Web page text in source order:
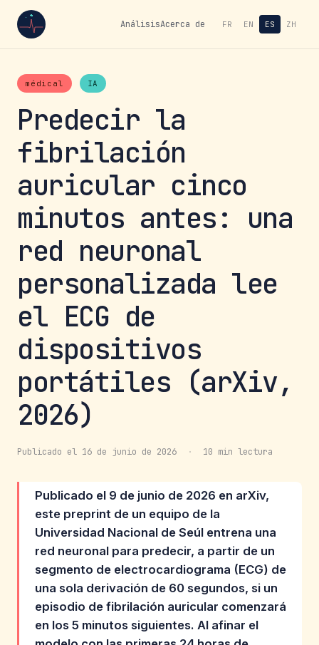
AnálisisAcerca de FR EN ES ZH
médical IA
Predecir la
fibrilación
auricular cinco
minutos antes: una
red neuronal
personalizada lee
el ECG de
dispositivos
portátiles (arXiv,
2026)
Publicado el 16 de junio de 2026 · 10 min lectura
Publicado el 9 de junio de 2026 en arXiv,
este preprint de un equipo de la
Universidad Nacional de Seúl entrena una
red neuronal para predecir, a partir de un
segmento de electrocardiograma (ECG) de
una sola derivación de 60 segundos, si un
episodio de fibrilación auricular comenzará
en los 5 minutos siguientes. Al afinar el